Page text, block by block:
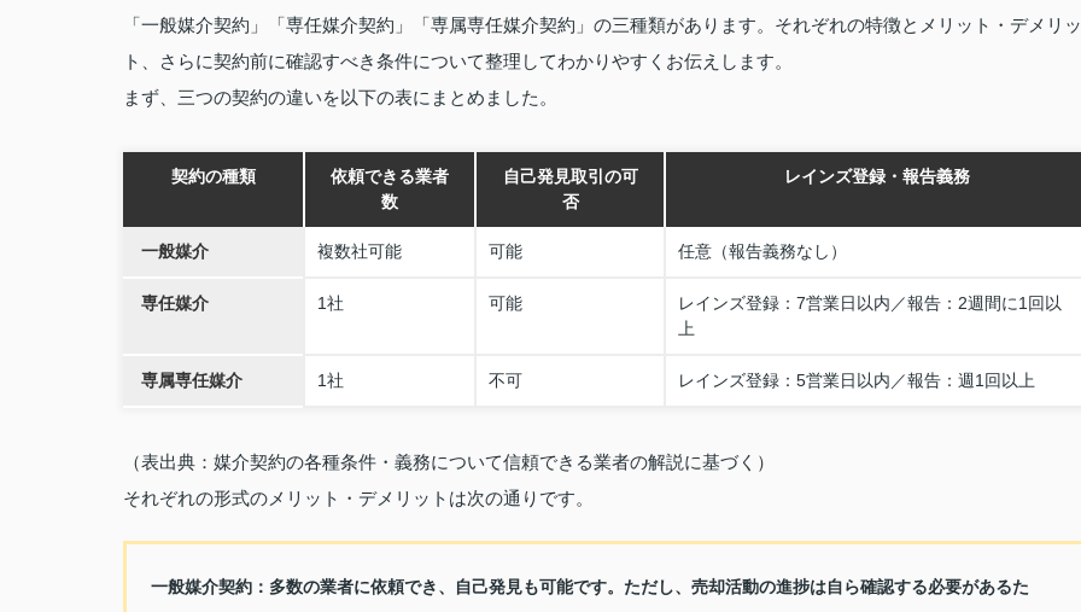
「一般媒介契約」「専任媒介契約」「専属専任媒介契約」の三種類があります。それぞれの特徴とメリット・デメリッ
ト、さらに契約前に確認すべき条件について整理してわかりやすくお伝えします。
まず、三つの契約の違いを以下の表にまとめました。
契約の種類
依頼できる業者
数
自己発見取引の可
否
レインズ登録・報告義務
一般媒介 複数社可能 可能 任意（報告義務なし）
専任媒介 1社 可能
レインズ登録：7営業日以内／報告：2週間に1回以
上
専属専任媒介 1社 不可 レインズ登録：5営業日以内／報告：週1回以上
（表出典：媒介契約の各種条件・義務について信頼できる業者の解説に基づく）
それぞれの形式のメリット・デメリットは次の通りです。
一般媒介契約：多数の業者に依頼でき、自己発見も可能です。ただし、売却活動の進捗は自ら確認する必要があるた